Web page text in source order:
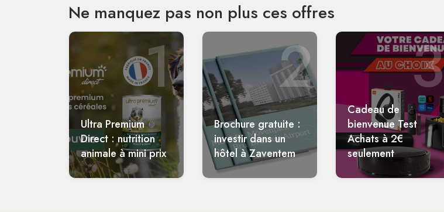
Ne manquez pas non plus ces offres
1
Ultra Premium
Direct : nutrition
animale à mini prix
2
Brochure gratuite :
investir dans un
hôtel à Zaventem
Cadeau de
bienvenue Test
Achats à 2€
seulement